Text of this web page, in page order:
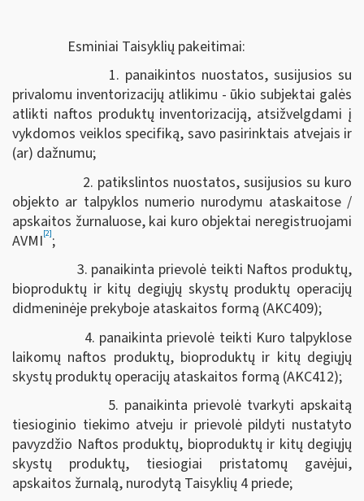
Esminiai Taisyklių pakeitimai:
1. panaikintos nuostatos, susijusios su
privalomu inventorizacijų atlikimu - ūkio subjektai galės
atlikti naftos produktų inventorizaciją, atsižvelgdami į
vykdomos veiklos specifiką, savo pasirinktais atvejais ir
(ar) dažnumu;
2. patikslintos nuostatos, susijusios su kuro
objekto ar talpyklos numerio nurodymu ataskaitose /
apskaitos žurnaluose, kai kuro objektai neregistruojami
AVMI[2];
3. panaikinta prievolė teikti Naftos produktų,
bioproduktų ir kitų degiųjų skystų produktų operacijų
didmeninėje prekyboje ataskaitos formą (AKC409);
4. panaikinta prievolė teikti Kuro talpyklose
laikomų naftos produktų, bioproduktų ir kitų degiųjų
skystų produktų operacijų ataskaitos formą (AKC412);
5. panaikinta prievolė tvarkyti apskaitą
tiesioginio tiekimo atveju ir prievolė pildyti nustatyto
pavyzdžio Naftos produktų, bioproduktų ir kitų degiųjų
skystų produktų, tiesiogiai pristatomų gavėjui,
apskaitos žurnalą, nurodytą Taisyklių 4 priede;